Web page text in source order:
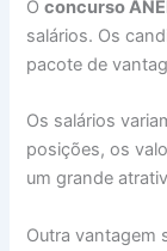
Oconcurso
salários. Os
pacote de
Os salários
posições, os
um grande
Outra vantagem